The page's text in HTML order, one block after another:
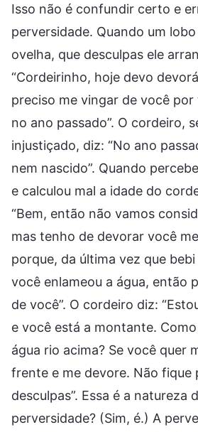
Isso não é confundir certo e
perversidade. Quando um
ovelha, que desculpas ele
“Cordeirinho, hoje devo
preciso me vingar de você
no ano passado”. O cordeiro,
injustiçado, diz: “No ano
nem nascido”. Quando
e calculou mal a idade do
“Bem, então não vamos
mas tenho de devorar você
porque, da última vez que
você enlameou a água, então
de você”. O cordeiro diz:
e você está a montante.
água rio acima? Se você quer
frente e me devore. Não fique
desculpas”. Essa é a natureza
perversidade? (Sim, é.) A